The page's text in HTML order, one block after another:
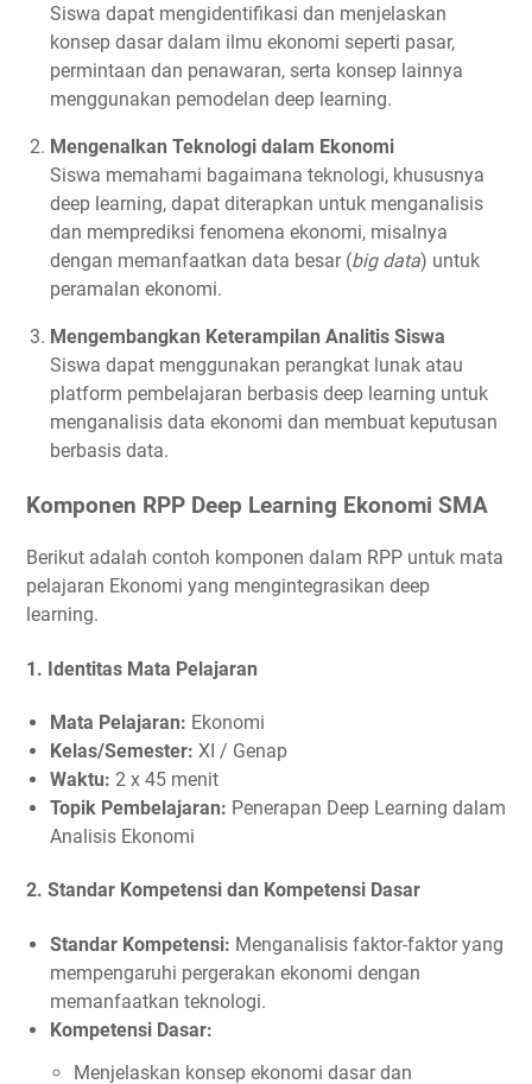
Siswa dapat mengidentifikasi dan menjelaskan
konsep dasar dalam ilmu ekonomi seperti pasar,
permintaan dan penawaran, serta konsep lainnya
menggunakan pemodelan deep learning.
Mengenalkan Teknologi dalam Ekonomi
Siswa memahami bagaimana teknologi, khususnya
deep learning, dapat diterapkan untuk menganalisis
dan memprediksi fenomena ekonomi, misalnya
dengan memanfaatkan data besar (big data) untuk
peramalan ekonomi.
Mengembangkan Keterampilan Analitis Siswa
Siswa dapat menggunakan perangkat lunak atau
platform pembelajaran berbasis deep learning untuk
menganalisis data ekonomi dan membuat keputusan
berbasis data.
Komponen RPP Deep Learning Ekonomi SMA
Berikut adalah contoh komponen dalam RPP untuk mata
pelajaran Ekonomi yang mengintegrasikan deep
learning.
1. Identitas Mata Pelajaran
Mata Pelajaran: Ekonomi
Kelas/Semester: XI / Genap
Waktu: 2 x 45 menit
Topik Pembelajaran: Penerapan Deep Learning dalam
Analisis Ekonomi
2. Standar Kompetensi dan Kompetensi Dasar
Standar Kompetensi: Menganalisis faktor-faktor yang
mempengaruhi pergerakan ekonomi dengan
memanfaatkan teknologi.
Kompetensi Dasar:
Menjelaskan konsep ekonomi dasar dan